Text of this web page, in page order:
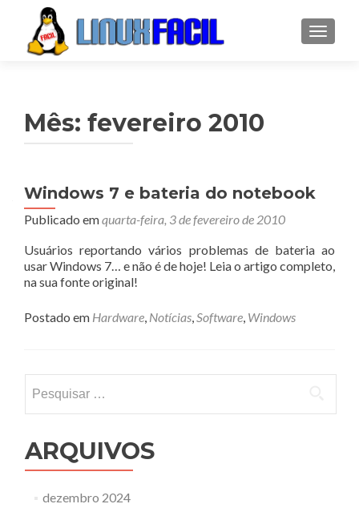
Mês: fevereiro 2010
Windows 7 e bateria do notebook
Publicado emquarta-feira, 3 de fevereiro de 2010
Usuários reportando vários problemas de bateria ao
usar Windows 7… e não é de hoje! Leia o artigo completo,
na sua fonte original!
Postado em Hardware, Notícias,Software, Windows
por:
ARQUIVOS
dezembro 2024